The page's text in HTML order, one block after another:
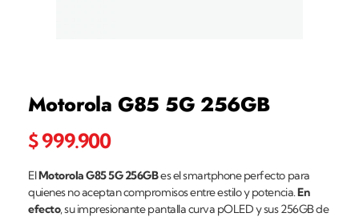
Motorola G85 5G 256GB
$999.900
ElMotorola G85 5G 256GBes el smartphone perfecto para
quienes no aceptan compromisos entre estilo y potencia.En
efecto, su impresionante pantalla curva pOLED y sus 256GB de